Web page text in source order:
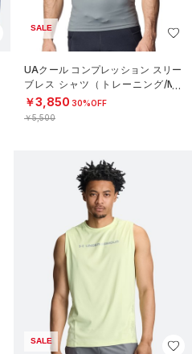
SALE
UAクール コンプレッション スリー
ブレス シャツ（トレーニング/ME
N）
￥3,850 30%OFF
￥5,500
SALE